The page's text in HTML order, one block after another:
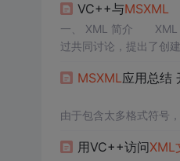
VC++与MSXML
一、 XML 简介 XML（Xtensible Markup Language，即扩展标记语言
过共同讨论，提出了创建SGML（Standard Generalized Markup
MSXML应用总结
由于包含太多格式符号
处理XML文档的 一个API
用VC++访问XML